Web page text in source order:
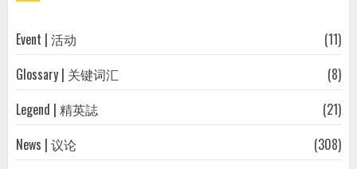
Event | 活动
(11)
Glossary | 关键词汇
(8)
Legend | 精英誌
(21)
News | 议论
(308)